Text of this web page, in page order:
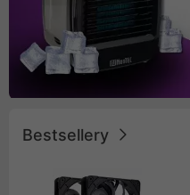
Bestsellery